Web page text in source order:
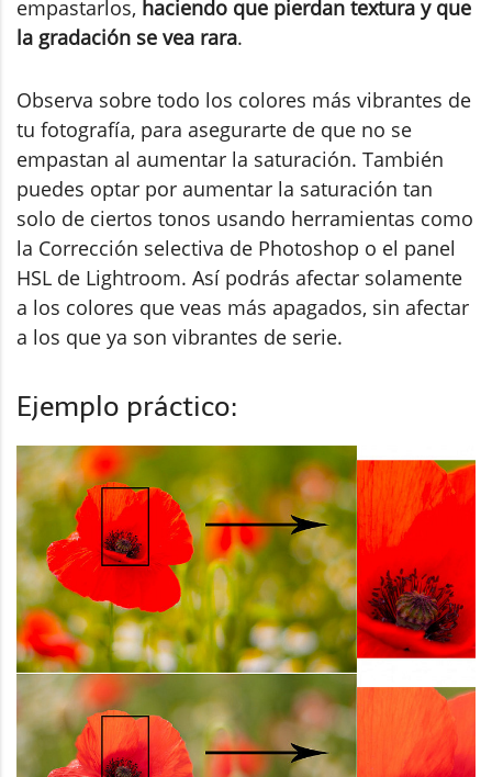
empastarlos, haciendo que pierdan textura y que
la gradación se vea rara.
Observa sobre todo los colores más vibrantes de
tu fotografía, para asegurarte de que no se
empastan al aumentar la saturación. También
puedes optar por aumentar la saturación tan
solo de ciertos tonos usando herramientas como
la Corrección selectiva de Photoshop o el panel
HSL de Lightroom. Así podrás afectar solamente
a los colores que veas más apagados, sin afectar
a los que ya son vibrantes de serie.
Ejemplo práctico: